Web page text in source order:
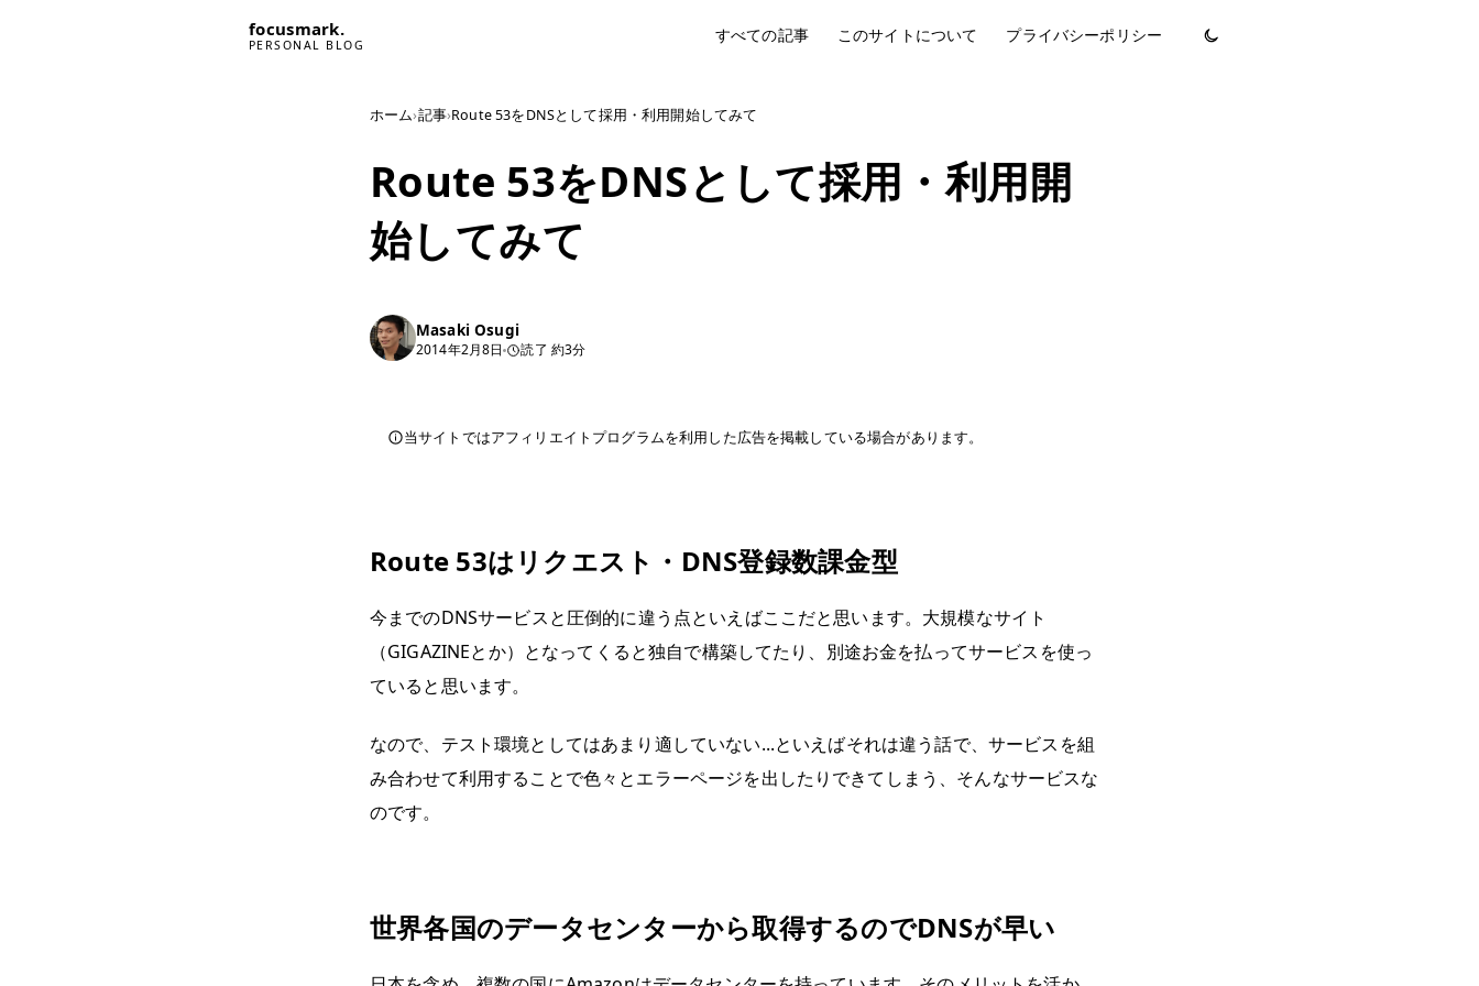
focusmark.
PERSONAL BLOG すべての記事 このサイトについて プライバシーポリシー
ホーム›記事›Route 53をDNSとして採用・利用開始してみて
Route 53をDNSとして採用・利用開
始してみて
Masaki Osugi
2014年2月8日 読了 約3分
当サイトではアフィリエイトプログラムを利用した広告を掲載している場合があります。
Route 53はリクエスト・DNS登録数課金型
今までのDNSサービスと圧倒的に違う点といえばここだと思います。大規模なサイト
（GIGAZINEとか）となってくると独自で構築してたり、別途お金を払ってサービスを使っ
ていると思います。
なので、テスト環境としてはあまり適していない...といえばそれは違う話で、サービスを組
み合わせて利用することで色々とエラーページを出したりできてしまう、そんなサービスな
のです。
世界各国のデータセンターから取得するのでDNSが早い